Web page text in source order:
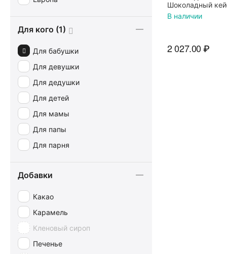
Шоколадный
В наличии
2 027.00₽
Hershey's
iChoc
Jacquot
Jelly Belly (Джелли Белли)
Kim's
Kinder
KitKat
Klaus
Laica
Для кого (1)
Для бабушки
Для девушки
Для дедушки
Для детей
Для мамы
Для папы
Для парня
Добавки
Какао
Карамель
Кленовый сироп
Печенье